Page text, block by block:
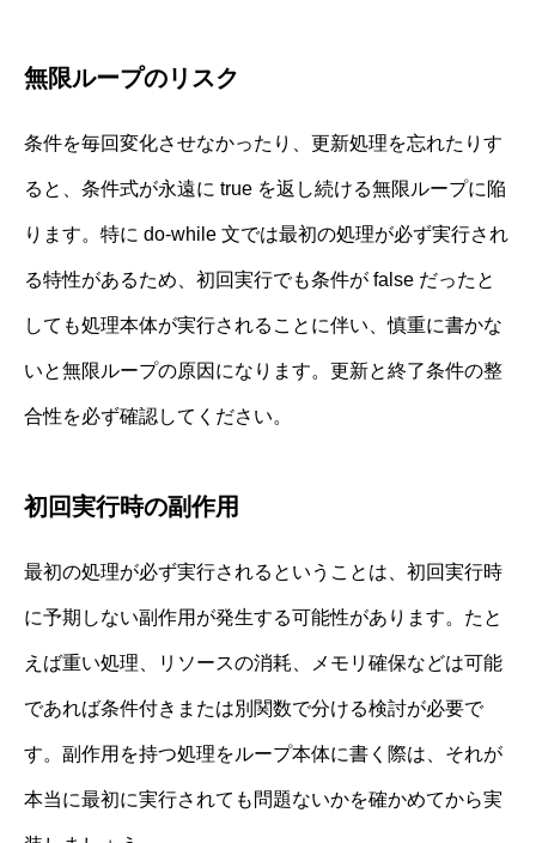
無限ループのリスク
条件を毎回変化させなかったり、更新処理を忘れたりす
ると、条件式が永遠に true を返し続ける無限ループに陥
ります。特に do-while 文では最初の処理が必ず実行され
る特性があるため、初回実行でも条件が false だったと
しても処理本体が実行されることに伴い、慎重に書かな
いと無限ループの原因になります。更新と終了条件の整
合性を必ず確認してください。
初回実行時の副作用
最初の処理が必ず実行されるということは、初回実行時
に予期しない副作用が発生する可能性があります。たと
えば重い処理、リソースの消耗、メモリ確保などは可能
であれば条件付きまたは別関数で分ける検討が必要で
す。副作用を持つ処理をループ本体に書く際は、それが
本当に最初に実行されても問題ないかを確かめてから実